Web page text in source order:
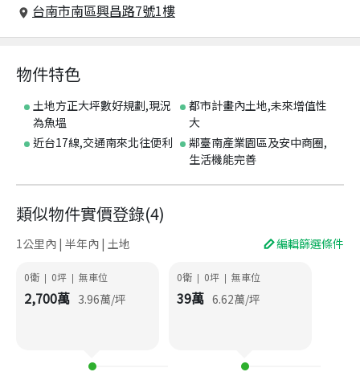
台南市南區興昌路7號1樓
物件特色
土地方正大坪數好規劃,現況
為魚塭
都市計畫內土地,未來增值性
大
近台17線,交通南來北往便利
鄰臺南產業園區及安中商圈,
生活機能完善
類似物件實價登錄(4)
1公里內 | 半年內 | 土地 編輯篩選條件
0衛 | 0坪 | 無車位
2,700萬 3.96萬/坪
0衛 | 0坪 | 無車位
39萬 6.62萬/坪